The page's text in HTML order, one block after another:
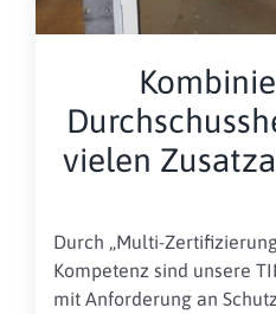
vielen
Durch „Multi-
Kompetenz sind unsere
mit Anforderung an